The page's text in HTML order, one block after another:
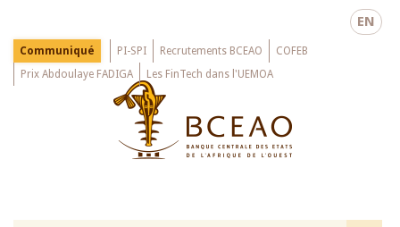
main
EN
Menu
Top
Communiqué PI-SPI Recrutements BCEAO
COFEB
Prix Abdoulaye FADIGA
Les FinTech dans l'UEMOA